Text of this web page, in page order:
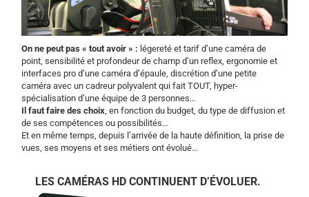
On ne peut pas « tout avoir » : légereté et tarif d’une caméra de
point, sensibilité et profondeur de champ d’un reflex, ergonomie et
interfaces pro d’une caméra d’épaule, discrétion d’une petite
caméra avec un cadreur polyvalent qui fait TOUT, hyper-
spécialisation d’une équipe de 3 personnes…
Il faut faire des choix , en fonction du budget, du type de diffusion et
de ses compétences ou possibilités…
Et en même temps, depuis l’arrivée de la haute définition, la prise de
vues, ses moyens et ses métiers ont évolué…
LES CAMÉRAS HD CONTINUENT D’ÉVOLUER.